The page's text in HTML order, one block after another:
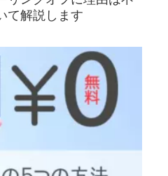
て解説します